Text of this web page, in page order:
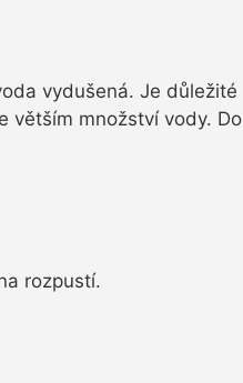
vydušená. Je důležité
větším množství vody. Do
rozpustí.